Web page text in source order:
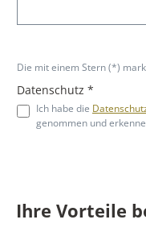
Die mit einem Stern (*)
Datenschutz *
Ich habe die
genommen und
Ihre Vorteile